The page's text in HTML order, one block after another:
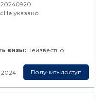
20240920
Не указано
визы: Неизвестно
Получить доступ